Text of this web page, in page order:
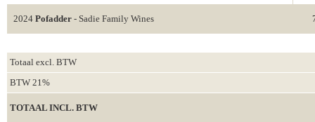
2024 Pofadder - Sadie Family Wines
Totaal excl. BTW
BTW 21%
TOTAAL INCL. BTW